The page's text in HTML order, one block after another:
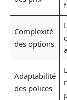
Complexité
des options
Adaptabilité
des polices